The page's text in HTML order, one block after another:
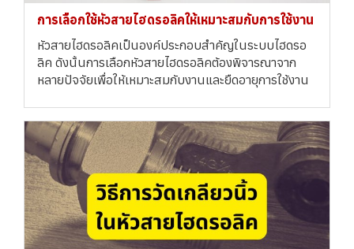
การเลือกใช้หัวสายไฮดรอลิคให้เหมาะสมกับการใช้งาน
หัวสายไฮดรอลิคเป็นองค์ประกอบสำคัญในระบบไฮดรอ
ลิค ดังนั้นการเลือกหัวสายไฮดรอลิคต้องพิจารณาจาก
หลายปัจจัยเพื่อให้เหมาะสมกับงานและยืดอายุการใช้งาน